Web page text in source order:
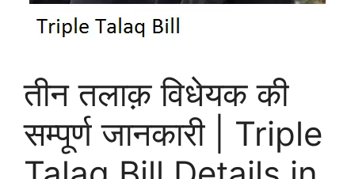
तीन तलाक़ विधेयक की
सम्पूर्ण जानकारी | Triple